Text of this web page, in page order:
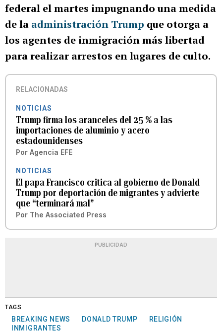
federal el martes impugnando una medida
de la administración Trump que otorga a
los agentes de inmigración más libertad
para realizar arrestos en lugares de culto.
RELACIONADAS
NOTICIAS
Trump firma los aranceles del 25 % a las
importaciones de aluminio y acero
estadounidenses
Por Agencia EFE
NOTICIAS
El papa Francisco critica al gobierno de Donald
Trump por deportación de migrantes y advierte
que “terminará mal”
Por The Associated Press
PUBLICIDAD
TAGS
BREAKING NEWS DONALD TRUMP
RELIGIÓN
INMIGRANTES